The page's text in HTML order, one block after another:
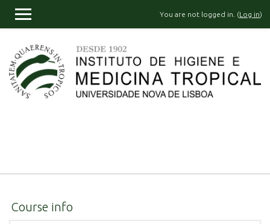
You are not logged in. (Log in)
Course info